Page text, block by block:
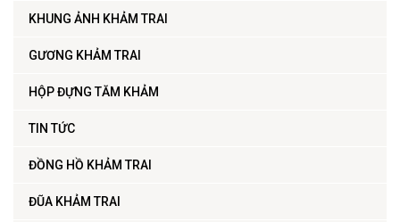
KHUNG ẢNH KHẢM TRAI
GƯƠNG KHẢM TRAI
HỘP ĐỰNG TĂM KHẢM
TIN TỨC
ĐỒNG HỒ KHẢM TRAI
ĐŨA KHẢM TRAI